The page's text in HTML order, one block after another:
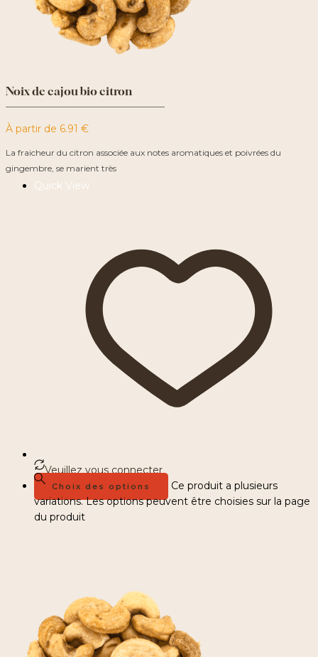
Noix de cajou bio citron
À partir de 6.91 €
La fraicheur du citron associée aux notes aromatiques et poivrées du
gingembre, se marient très
Quick View
Veuillez vous connecter
Choix des options
Ce produit a plusieurs
variations. Les options peuvent être choisies sur la page
du produit